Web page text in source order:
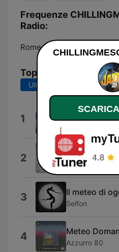
Frequenze
Radio:
Rome: Online
Top brani
Ultimi 7 giorni Ultimi
1 Ripe Jazz
2 Il tg delle
Igor
3 Il meteo di
Selfon
4 Meteo
Azzurro 80